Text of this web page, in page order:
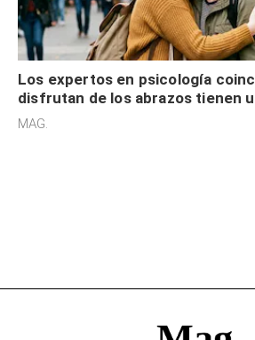
Los expertos en psicología
disfrutan de los abrazos tienen
sensibilidad a los estímulos
MAG.